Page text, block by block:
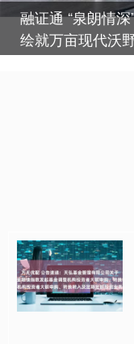
融证通 “泉朗情
绘就万亩现代沃